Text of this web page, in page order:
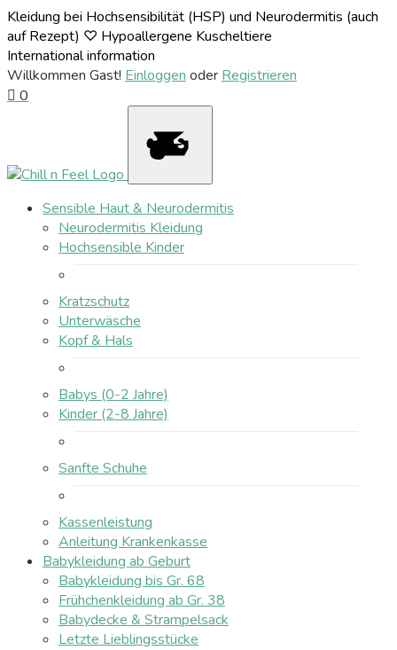
Kleidung bei Hochsensibilität (HSP) und Neurodermitis (auch
auf Rezept) ♡ Hypoallergene Kuscheltiere
International information
Willkommen Gast! Einloggen oder Registrieren
0
Sensible Haut & Neurodermitis
Neurodermitis Kleidung
Hochsensible Kinder
Kratzschutz
Unterwäsche
Kopf & Hals
Babys (0-2 Jahre)
Kinder (2-8 Jahre)
Sanfte Schuhe
Kassenleistung
Anleitung Krankenkasse
Babykleidung ab Geburt
Babykleidung bis Gr. 68
Frühchenkleidung ab Gr. 38
Babydecke & Strampelsack
Letzte Lieblingsstücke